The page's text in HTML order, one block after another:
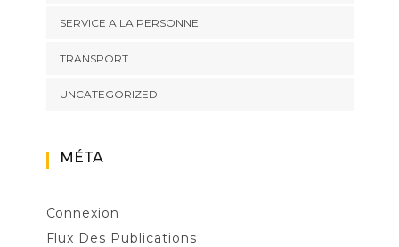
SERVICE A LA PERSONNE
TRANSPORT
UNCATEGORIZED
MÉTA
Connexion
Flux Des Publications